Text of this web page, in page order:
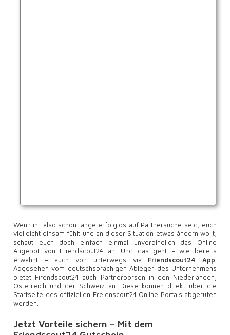
Wenn ihr also schon lange erfolglos auf Partnersuche seid, euch
vielleicht einsam fühlt und an dieser Situation etwas ändern wollt,
schaut euch doch einfach einmal unverbindlich das Online
Angebot von Friendscout24 an. Und das geht – wie bereits
erwähnt – auch von unterwegs via Friendscout24 App
Abgesehen vom deutschsprachigen Ableger des Unternehmens
bietet Firendscout24 auch Partnerbörsen in den Niederlanden,
Österreich und der Schweiz an. Diese können direkt über die
Startseite des offiziellen Freidnscout24 Online Portals abgerufen
werden.
Jetzt Vorteile sichern – Mit dem